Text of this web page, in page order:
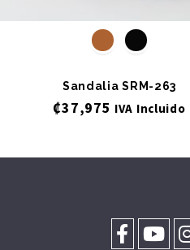
Sandalia SRM-263
₡37,975 IVA Incluido